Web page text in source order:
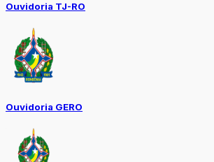
Ouvidoria TJ-RO
Ouvidoria GERO